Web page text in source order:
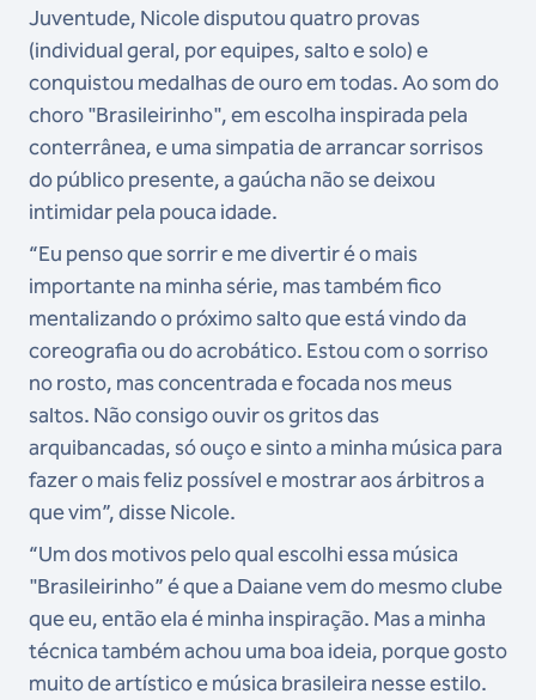
Juventude, Nicole disputou quatro provas
(individual geral, por equipes, salto e solo) e
conquistou medalhas de ouro em todas. Ao som do
choro "Brasileirinho", em escolha inspirada pela
conterrânea, e uma simpatia de arrancar sorrisos
do público presente, a gaúcha não se deixou
intimidar pela pouca idade.
“Eu penso que sorrir e me divertir é o mais
importante na minha série, mas também fico
mentalizando o próximo salto que está vindo da
coreografia ou do acrobático. Estou com o sorriso
no rosto, mas concentrada e focada nos meus
saltos. Não consigo ouvir os gritos das
arquibancadas, só ouço e sinto a minha música para
fazer o mais feliz possível e mostrar aos árbitros a
que vim”, disse Nicole.
“Um dos motivos pelo qual escolhi essa música
"Brasileirinho” é que a Daiane vem do mesmo clube
que eu, então ela é minha inspiração. Mas a minha
técnica também achou uma boa ideia, porque gosto
muito de artístico e música brasileira nesse estilo.